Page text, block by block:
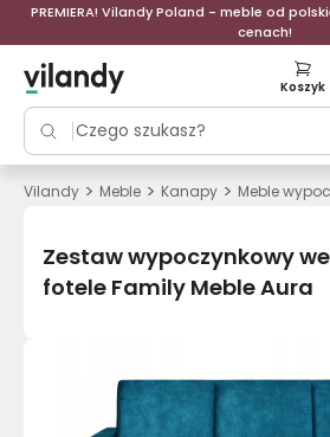
PREMIERA! Vilandy Poland - meble od
cenach!
Koszyk
Vilandy > Meble > Kanapy > Meble
Zestaw wypoczynkowy
fotele Family Meble Aura